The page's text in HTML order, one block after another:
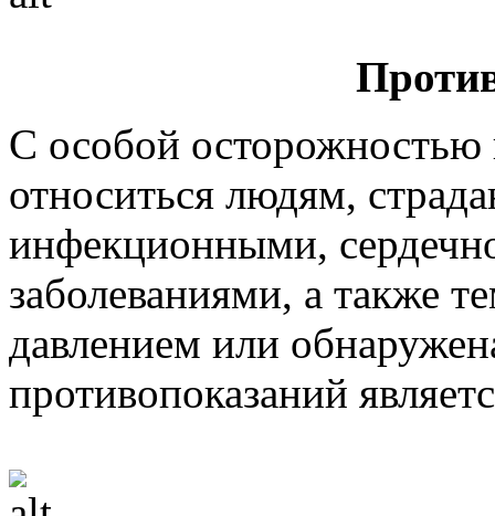
С особой осторожностью
относиться людям,
инфекционными,
заболеваниями, а также
давлением или
противопоказаний